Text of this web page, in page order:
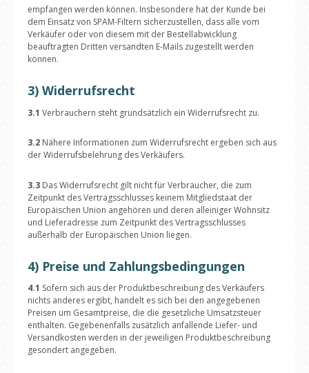
empfangen werden können. Insbesondere hat der Kunde bei
dem Einsatz von SPAM-Filtern sicherzustellen, dass alle vom
Verkäufer oder von diesem mit der Bestellabwicklung
beauftragten Dritten versandten E-Mails zugestellt werden
können.
3) Widerrufsrecht
3.1 Verbrauchern steht grundsätzlich ein Widerrufsrecht zu.
3.2 Nähere Informationen zum Widerrufsrecht ergeben sich aus
der Widerrufsbelehrung des Verkäufers.
3.3 Das Widerrufsrecht gilt nicht für Verbraucher, die zum
Zeitpunkt des Vertragsschlusses keinem Mitgliedstaat der
Europäischen Union angehören und deren alleiniger Wohnsitz
und Lieferadresse zum Zeitpunkt des Vertragsschlusses
außerhalb der Europäischen Union liegen.
4) Preise und Zahlungsbedingungen
4.1 Sofern sich aus der Produktbeschreibung des Verkäufers
nichts anderes ergibt, handelt es sich bei den angegebenen
Preisen um Gesamtpreise, die die gesetzliche Umsatzsteuer
enthalten. Gegebenenfalls zusätzlich anfallende Liefer- und
Versandkosten werden in der jeweiligen Produktbeschreibung
gesondert angegeben.